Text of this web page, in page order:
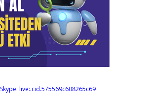
Skype: live:.cid.575569c608265c69